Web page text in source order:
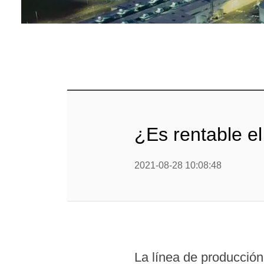
Línea
Línea
Línea
¿Es rentable
2021-08-28 10:08:48
La línea de